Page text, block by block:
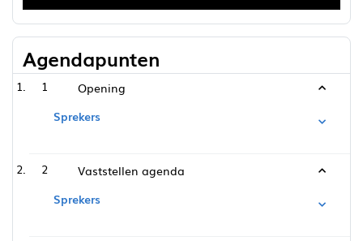
Agendapunten
1
Opening
Sprekers
2
Vaststellen agenda
Sprekers